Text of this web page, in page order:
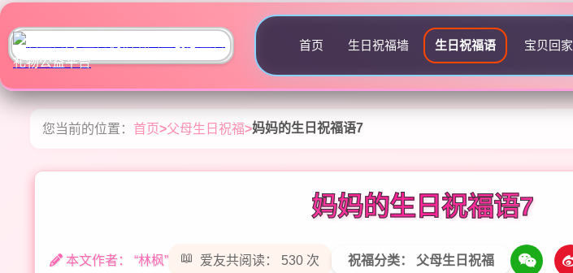
首页 生日祝福墙 生日祝福语 宝贝回家
您当前的位置： 首页>父母生日祝福>妈妈的生日祝福语7
妈妈的生日祝福语7
本文作者： “林枫” 爱友共阅读： 530 次 祝福分类： 父母生日祝福